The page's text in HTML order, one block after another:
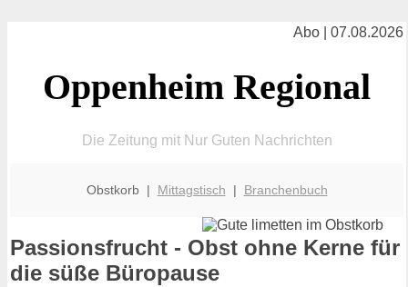
Abo | 07.08.2026
Oppenheim Regional
Die Zeitung mit Nur Guten Nachrichten
Obstkorb | Mittagstisch | Branchenbuch
Passionsfrucht - Obst ohne Kerne für
die süße Büropause